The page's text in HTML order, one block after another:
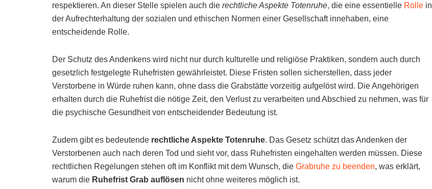
respektieren. An dieser Stelle spielen auch die rechtliche Aspekte Totenruhe, die eine essentielle Rolle in
der Aufrechterhaltung der sozialen und ethischen Normen einer Gesellschaft innehaben, eine
entscheidende Rolle.
Der Schutz des Andenkens wird nicht nur durch kulturelle und religiöse Praktiken, sondern auch durch
gesetzlich festgelegte Ruhefristen gewährleistet. Diese Fristen sollen sicherstellen, dass jeder
Verstorbene in Würde ruhen kann, ohne dass die Grabstätte vorzeitig aufgelöst wird. Die Angehörigen
erhalten durch die Ruhefrist die nötige Zeit, den Verlust zu verarbeiten und Abschied zu nehmen, was für
die psychische Gesundheit von entscheidender Bedeutung ist.
Zudem gibt es bedeutende rechtliche Aspekte Totenruhe. Das Gesetz schützt das Andenken der
Verstorbenen auch nach deren Tod und sieht vor, dass Ruhefristen eingehalten werden müssen. Diese
rechtlichen Regelungen stehen oft im Konflikt mit dem Wunsch, die Grabruhe zu beenden, was erklärt,
warum die Ruhefrist Grab auflösen nicht ohne weiteres möglich ist.